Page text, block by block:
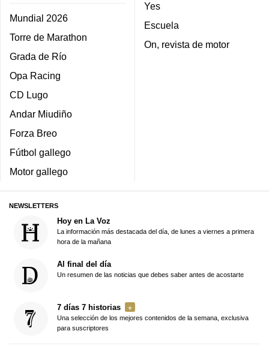
Mundial 2026
Torre de Marathon
Grada de Río
Opa Racing
CD Lugo
Andar Miudiño
Forza Breo
Fútbol gallego
Motor gallego
Yes
Escuela
On, revista de motor
NEWSLETTERS
Hoy en La Voz
La información más destacada del día, de lunes a viernes a primera
hora de la mañana
Al final del día
Un resumen de las noticias que debes saber antes de acostarte
7 días 7 historias
Una selección de los mejores contenidos de la semana, exclusiva
para suscriptores